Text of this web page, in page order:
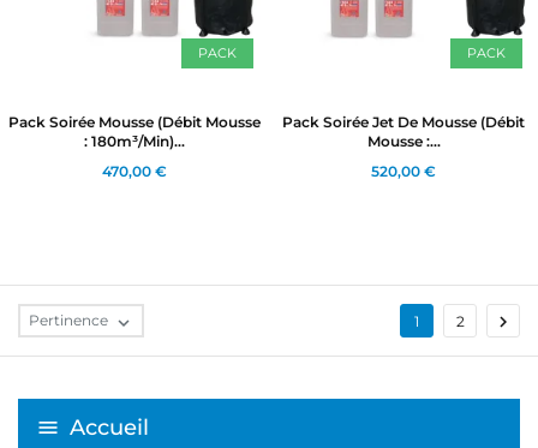
Accueil
PACK
Pack Soirée Mousse (Débit Mousse
: 180m³/min)...
470,00 €
PACK
Pack Soirée Jet De Mousse (Débit
Mousse :...
520,00 €
Pertinence  1 2 